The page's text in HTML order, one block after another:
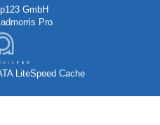
GmbH
admorris Pro
LiteSpeed Cache